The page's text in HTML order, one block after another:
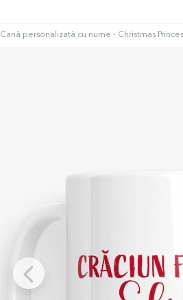
Cană personalizată cu nume - Christmas